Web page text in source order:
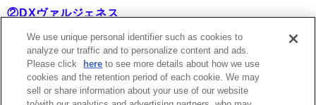
②DXヴァルジェネス
We use unique personal identifier such as cookies to
analyze our traffic and to personalize content and ads.
Please click
here to see more details about how we use
cookies and the retention period of each cookie. We may
sell or share information about your use of our website